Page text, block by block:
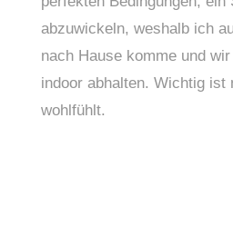
abzuwickeln, weshalb ich
nach Hause komme und
indoor abhalten. Wichtig ist
wohlfühlt.